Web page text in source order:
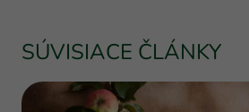
SÚVISIACE ČLÁNKY